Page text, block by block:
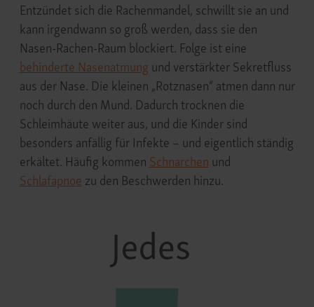
Entzündet sich die Rachenmandel, schwillt sie an und
kann irgendwann so groß werden, dass sie den
Nasen-Rachen-Raum blockiert. Folge ist eine
behinderte Nasenatmung und verstärkter Sekretfluss
aus der Nase. Die kleinen „Rotznasen“ atmen dann nur
noch durch den Mund. Dadurch trocknen die
Schleimhäute weiter aus, und die Kinder sind
besonders anfällig für Infekte – und eigentlich ständig
erkältet. Häufig kommen Schnarchen und
Schlafapnoe zu den Beschwerden hinzu.